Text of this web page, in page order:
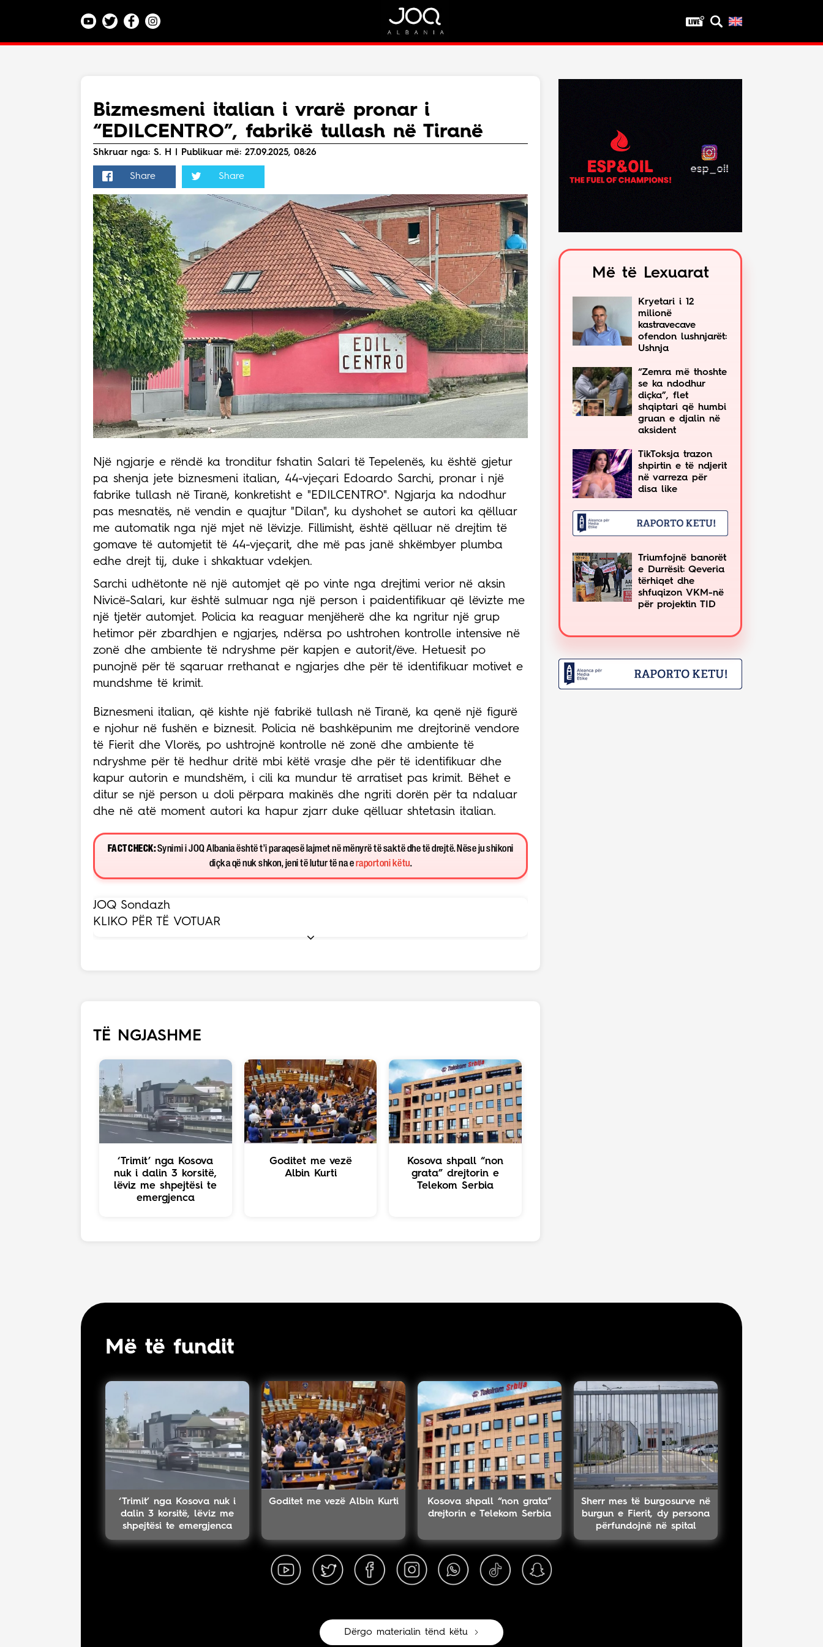
Teknologji
Bota
Argëtim
Maqedoni
Puno me ne!
Live
Bizmesmeni italian i vrarë pronar i
“EDILCENTRO”, fabrikë tullash në Tiranë
Shkruar nga: S. H | Publikuar më: 27.09.2025, 08:26
Share Share
Një ngjarje e rëndë ka tronditur fshatin Salari të Tepelenës, ku është gjetur
pa shenja jete biznesmeni italian, 44-vjeçari Edoardo Sarchi, pronar i një
fabrike tullash në Tiranë, konkretisht e "EDILCENTRO". Ngjarja ka ndodhur
pas mesnatës, në vendin e quajtur "Dilan", ku dyshohet se autori ka qëlluar
me automatik nga një mjet në lëvizje. Fillimisht, është qëlluar në drejtim të
gomave të automjetit të 44-vjeçarit, dhe më pas janë shkëmbyer plumba
edhe drejt tij, duke i shkaktuar vdekjen.
Sarchi udhëtonte në një automjet që po vinte nga drejtimi verior në aksin
Nivicë-Salari, kur është sulmuar nga një person i paidentifikuar që lëvizte me
një tjetër automjet. Policia ka reaguar menjëherë dhe ka ngritur një grup
hetimor për zbardhjen e ngjarjes, ndërsa po ushtrohen kontrolle intensive në
zonë dhe ambiente të ndryshme për kapjen e autorit/ëve. Hetuesit po
punojnë për të sqaruar rrethanat e ngjarjes dhe për të identifikuar motivet e
mundshme të krimit.
Biznesmeni italian, që kishte një fabrikë tullash në Tiranë, ka qenë një figurë
e njohur në fushën e biznesit. Policia në bashkëpunim me drejtorinë vendore
të Fierit dhe Vlorës, po ushtrojnë kontrolle në zonë dhe ambiente të
ndryshme për të hedhur dritë mbi këtë vrasje dhe për të identifikuar dhe
kapur autorin e mundshëm, i cili ka mundur të arratiset pas krimit. Bëhet e
ditur se një person u doli përpara makinës dhe ngriti dorën për ta ndaluar
dhe në atë moment autori ka hapur zjarr duke qëlluar shtetasin italian.
FACT CHECK:Synimi i JOQ Albania është t’i paraqesë lajmet në mënyrë të saktë dhe të drejtë. Nëse ju shikoni
diçka që nuk shkon, jeni të lutur të na e raportoni këtu.
JOQ Sondazh
KLIKO PËR TË VOTUAR
TË NGJASHME
‘Trimit’ nga Kosova
nuk i dalin 3 korsitë,
lëviz me shpejtësi te
emergjenca
Goditet me vezë
Albin Kurti
Kosova shpall “non
grata” drejtorin e
Telekom Serbia
Më të Lexuarat
Kryetari i 12
milionë
kastravecave
ofendon lushnjarët:
Ushnja
“Zemra më thoshte
se ka ndodhur
diçka”, flet
shqiptari që humbi
gruan e djalin në
aksident
TikToksja trazon
shpirtin e të ndjerit
në varreza për
disa like
Triumfojnë banorët
e Durrësit: Qeveria
tërhiqet dhe
shfuqizon VKM-në
për projektin TID
Më të fundit
‘Trimit’ nga Kosova nuk i
dalin 3 korsitë, lëviz me
shpejtësi te emergjenca
Goditet me vezë Albin Kurti
Kosova shpall “non grata”
drejtorin e Telekom Serbia
Sherr mes të burgosurve në
burgun e Fierit, dy persona
përfundojnë në spital
Dërgo materialin tënd këtu